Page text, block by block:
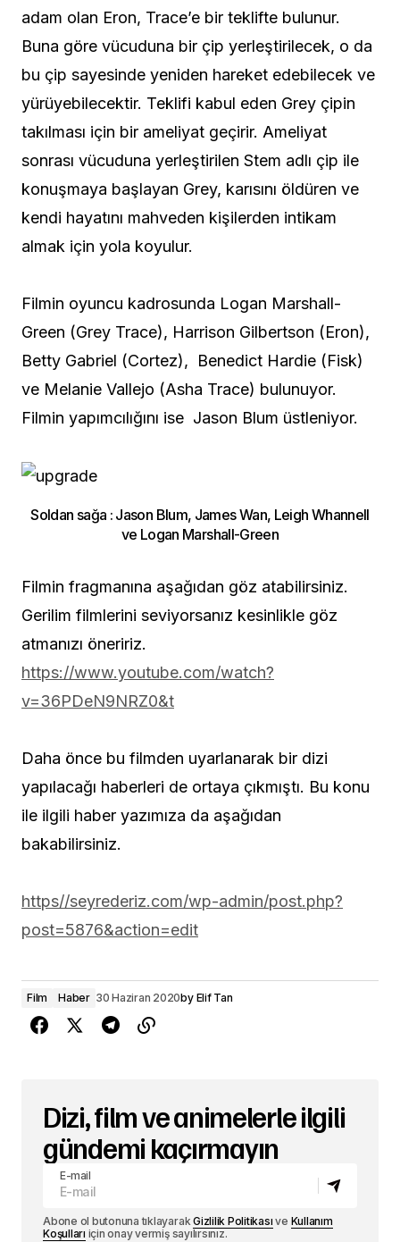
adam olan Eron, Trace’e bir teklifte bulunur.
Buna göre vücuduna bir çip yerleştirilecek, o da
bu çip sayesinde yeniden hareket edebilecek ve
yürüyebilecektir. Teklifi kabul eden Grey çipin
takılması için bir ameliyat geçirir. Ameliyat
sonrası vücuduna yerleştirilen Stem adlı çip ile
konuşmaya başlayan Grey, karısını öldüren ve
kendi hayatını mahveden kişilerden intikam
almak için yola koyulur.
Filmin oyuncu kadrosunda Logan Marshall-
Green (Grey Trace), Harrison Gilbertson (Eron),
Betty Gabriel (Cortez), Benedict Hardie (Fisk)
ve Melanie Vallejo (Asha Trace) bulunuyor.
Filmin yapımcılığını ise Jason Blum üstleniyor.
Soldan sağa : Jason Blum, James Wan, Leigh Whannell
ve Logan Marshall-Green
Filmin fragmanına aşağıdan göz atabilirsiniz.
Gerilim filmlerini seviyorsanız kesinlikle göz
atmanızı öneririz.
https://www.youtube.com/watch?
v=36PDeN9NRZ0&t
Daha önce bu filmden uyarlanarak bir dizi
yapılacağı haberleri de ortaya çıkmıştı. Bu konu
ile ilgili haber yazımıza da aşağıdan
bakabilirsiniz.
https//seyrederiz.com/wp-admin/post.php?
post=5876&action=edit
Film Haber 30 Haziran 2020by Elif Tan
Dizi, film ve animelerle ilgili
gündemi kaçırmayın
E-mail
Abone ol butonuna tıklayarakGizlilik Politikası ve Kullanım
Koşulları için onay vermiş sayılırsınız.